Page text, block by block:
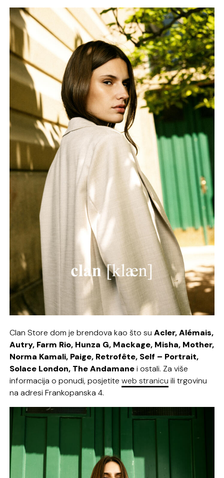
Clan Store dom je brendova kao što suAcler, Alémais,
Autry, Farm Rio, Hunza G, Mackage, Misha, Mother,
Norma Kamali, Paige, Retrofête, Self – Portrait,
Solace London, The Andamanei ostali. Za više
informacija o ponudi, posjetiteweb stranicu ili trgovinu
na adresi Frankopanska 4.